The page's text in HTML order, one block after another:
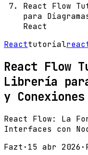
React Flow
para
React
Reacttutorial
React Flow
Librería
y
React Flow: La
Interfaces con
Fazt · 15 abr 2026·